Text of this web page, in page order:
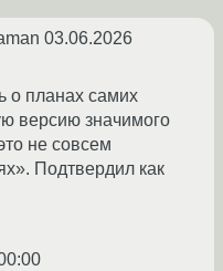
03.06.2026
о планах самих
версию значимого
не совсем
Подтвердил как